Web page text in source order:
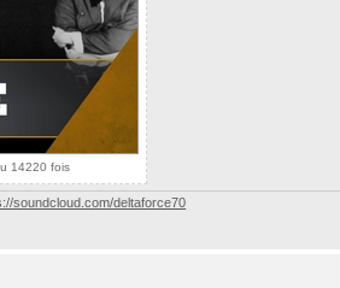
14220 fois
soundcloud.com/deltaforce70